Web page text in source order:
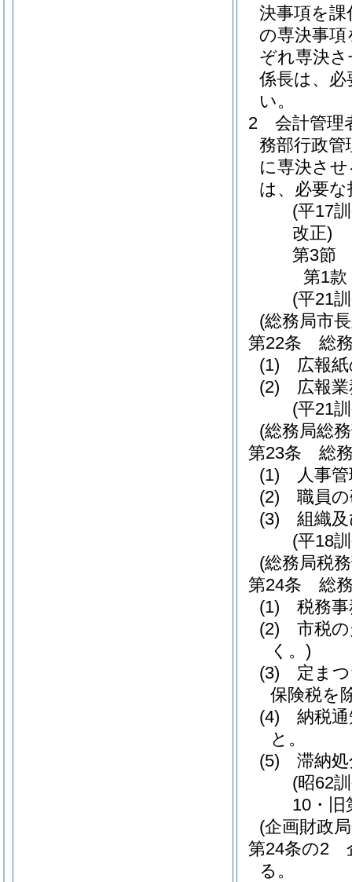
決事項を課
の専決事項
ぞれ専決
係長は、
い。
2
会計管理
務部行政
に専決さ
は、必要
(平17
改正)
第3節
第1款
(平21
(総務局市
第22条
総
(1)
広報
(2)
広報
(平21
(総務局総
第23条
総
(1)
人事
(2)
職員
(3)
組織
(平18
(総務局税
第24条
総
(1)
税務
(2)
市税
く。)
(3)
定ま
保険税を
(4)
納税
と。
(5)
滞納
(昭62
10・旧
(企画財政
第24条の2
る。